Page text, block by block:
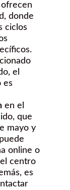
donde
ciclos
el
es
en el
que
mayo y
online o
centro
es